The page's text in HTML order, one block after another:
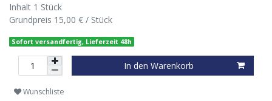
Inhalt 1 Stück
Grundpreis 15,00 € / Stück
Sofort versandfertig, Lieferzeit 48h
In den Warenkorb
Wunschliste